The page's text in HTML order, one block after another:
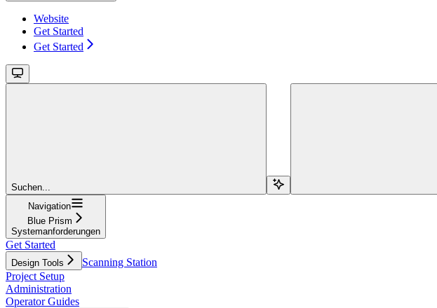
Website
Get Started
Get Started
Suchen...
Navigation
Blue Prism
Systemanforderungen
Get Started
Design Tools
Scanning Station
Project Setup
Administration
Operator Guides